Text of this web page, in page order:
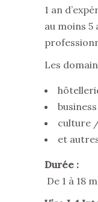
1 an
au moins 5
Les
culture
et
Durée :
De 1 à 18